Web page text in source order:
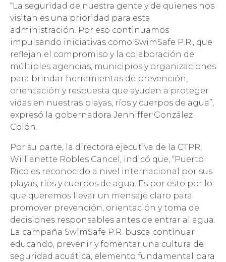
“La seguridad de nuestra gente y de quienes nos
visitan es una prioridad para esta
administración. Por eso continuamos
impulsando iniciativas como SwimSafe P.R., que
reflejan el compromiso y la colaboración de
múltiples agencias, municipios y organizaciones
para brindar herramientas de prevención,
orientación y respuesta que ayuden a proteger
vidas en nuestras playas, ríos y cuerpos de agua”,
expresó la gobernadora Jenniffer González
Colón.
Por su parte, la directora ejecutiva de la CTPR,
Willianette Robles Cancel, indicó que, “Puerto
Rico es reconocido a nivel internacional por sus
playas, ríos y cuerpos de agua. Es por esto por lo
que queremos llevar un mensaje claro para
promover prevención, orientación y toma de
decisiones responsables antes de entrar al agua.
La campaña SwimSafe P.R. busca continuar
educando, prevenir y fomentar una cultura de
seguridad acuática, elemento fundamental para